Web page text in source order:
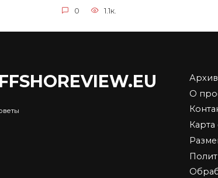
0 1.1к.
Купить квартиру в
Покупка квартиры в Москве —
важный шаг для многих семей
Архив
О
Карта